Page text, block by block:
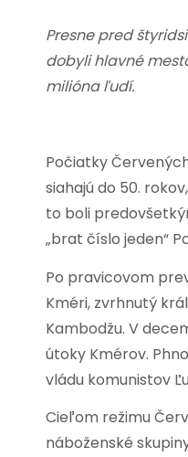
Presne pred
dobyli hlavné
milióna ľudí.
Počiatky
siahajú do 50.
to boli
„brat číslo jeden“
Po pravicovom
Kméri, zvrhnutý
Kambodžu. V
útoky Kmérov.
vládu komunistov
Cieľom režimu
náboženské